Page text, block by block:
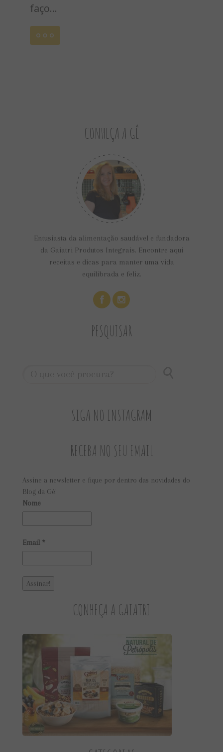
faço...
CONHEÇA A GÊ
Entusiasta da alimentação saudável e fundadora
da Gaiatri Produtos Integrais. Encontre aqui
receitas e dicas para manter uma vida
equilibrada e feliz.
PESQUISAR
SIGA NO INSTAGRAM
RECEBA NO SEU EMAIL
Assine a newsletter e fique por dentro das novidades do
Blog da Gê!
Nome
Email *
CONHEÇA A GAIATRI